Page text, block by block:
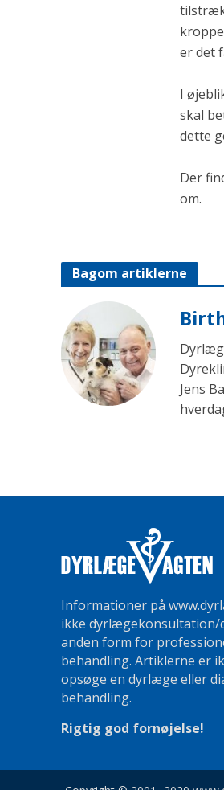
er det
I
skal
dette
Der
om.
Bagom artiklerne
Jens
Informationer på
ikke dyrlægekonsultation/
anden form for
behandling. Artiklerne er
opsøge en dyrlæge eller
behandling.
Rigtig god fornøjelse!